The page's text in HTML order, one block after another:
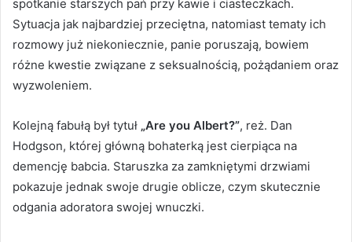
spotkanie starszych pań przy kawie i ciasteczkach.
Sytuacja jak najbardziej przeciętna, natomiast tematy ich
rozmowy już niekoniecznie, panie poruszają, bowiem
różne kwestie związane z seksualnością, pożądaniem oraz
wyzwoleniem.
Kolejną fabułą był tytuł „Are you Albert?”, reż. Dan
Hodgson, której główną bohaterką jest cierpiąca na
demencję babcia. Staruszka za zamkniętymi drzwiami
pokazuje jednak swoje drugie oblicze, czym skutecznie
odgania adoratora swojej wnuczki.